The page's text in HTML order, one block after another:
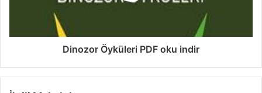
Dinozor Öyküleri PDF oku indir